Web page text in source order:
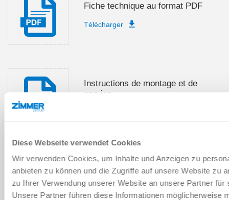
Diese Webseite verwendet Cookies
Wir verwenden Cookies, um Inhalte und Anzeigen zu
anbieten zu können und die Zugriffe auf unsere Website zu
zu Ihrer Verwendung unserer Website an unsere Partner
Unsere Partner führen diese Informationen möglicherweise
Fiche technique au format PDF
Télécharger
Instructions de montage et de
service
Télécharger les données de CAO
Télécharger